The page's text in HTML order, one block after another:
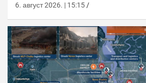
6. август 2026. | 15:15